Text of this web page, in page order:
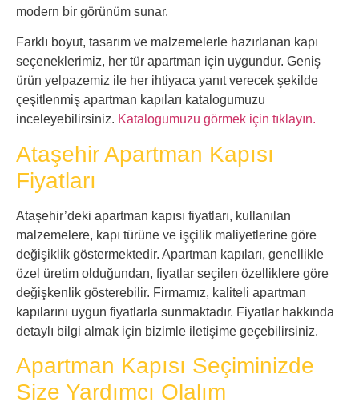
modern bir görünüm sunar.
Farklı boyut, tasarım ve malzemelerle hazırlanan kapı
seçeneklerimiz, her tür apartman için uygundur. Geniş
ürün yelpazemiz ile her ihtiyaca yanıt verecek şekilde
çeşitlenmiş apartman kapıları katalogumuzu
inceleyebilirsiniz. Katalogumuzu görmek için tıklayın.
Ataşehir Apartman Kapısı
Fiyatları
Ataşehir’deki apartman kapısı fiyatları, kullanılan
malzemelere, kapı türüne ve işçilik maliyetlerine göre
değişiklik göstermektedir. Apartman kapıları, genellikle
özel üretim olduğundan, fiyatlar seçilen özelliklere göre
değişkenlik gösterebilir. Firmamız, kaliteli apartman
kapılarını uygun fiyatlarla sunmaktadır. Fiyatlar hakkında
detaylı bilgi almak için bizimle iletişime geçebilirsiniz.
Apartman Kapısı Seçiminizde
Size Yardımcı Olalım